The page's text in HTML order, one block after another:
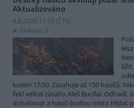
Aktualizováno
4.8.2026 17:13 (ČTK)
Diskuse: 2
kolem 17:00. Zasahuje až 150 hasičů.
řekl velitel zásahu Aleš Bucifal. Odhadl,
dohašovat a hasiči budou místo hlídat